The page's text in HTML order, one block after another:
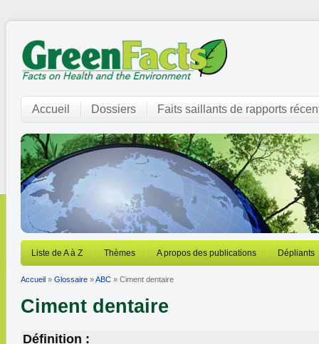
Accueil Dossiers Faits saillants de rapports
Liste de A à Z Thèmes A propos des publications Dépliants
Accueil » Glossaire »ABC » Ciment dentaire
Ciment dentaire
Définition :